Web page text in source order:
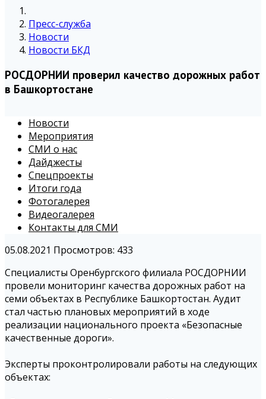
Пресс-служба
Новости
Новости БКД
РОСДОРНИИ проверил качество дорожных работ
в Башкортостане
Новости
Мероприятия
СМИ о нас
Дайджесты
Спецпроекты
Итоги года
Фотогалерея
Видеогалерея
Контакты для СМИ
05.08.2021 Просмотров: 433
Специалисты Оренбургского филиала РОСДОРНИИ
провели мониторинг качества дорожных работ на
семи объектах в Республике Башкортостан. Аудит
стал частью плановых мероприятий в ходе
реализации национального проекта «Безопасные
качественные дороги».
Эксперты проконтролировали работы на следующих
объектах: